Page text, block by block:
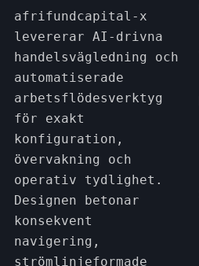
afrifundcapital-x
levererar AI-drivna
handelsvägledning och
automatiserade
arbetsflödesverktyg
för exakt
konfiguration,
övervakning och
operativ tydlighet.
Designen betonar
konsekvent
navigering,
strömlinjeformade